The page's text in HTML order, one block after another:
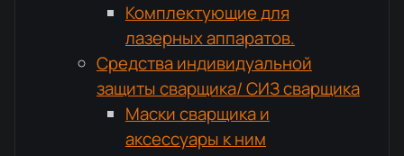
Комплектующие для
лазерных аппаратов.
Средства индивидуальной
защиты сварщика/ СИЗ сварщика
Маски сварщика и
аксессуары к ним